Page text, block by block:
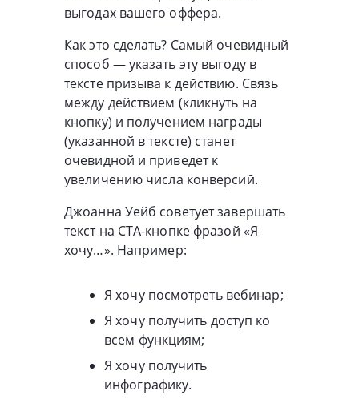
выгодах вашего оффера.
Как это сделать? Самый очевидный
способ — указать эту выгоду в
тексте призыва к действию. Связь
между действием (кликнуть на
кнопку) и получением награды
(указанной в тексте) станет
очевидной и приведет к
увеличению числа конверсий.
Джоанна Уейб советует завершать
текст на CTA-кнопке фразой «Я
хочу…». Например:
Я хочу посмотреть вебинар;
Я хочу получить доступ ко
всем функциям;
Я хочу получить
инфографику.